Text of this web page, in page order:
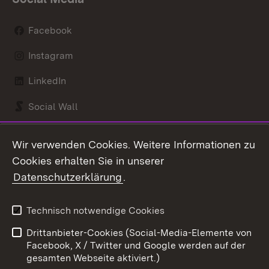
Facebook
Instagram
LinkedIn
Social Wall
Kontakt
Barrierefreiheit
Impressum
Cookies
Wir verwenden Cookies. Weitere Informationen zu
Cookies erhalten Sie in unserer
Datenschutzerklärung.
Technisch notwendige Cookies
Drittanbieter-Cookies (Social-Media-Elemente von
Facebook, X / Twitter und Google werden auf der
gesamten Webseite aktiviert.)